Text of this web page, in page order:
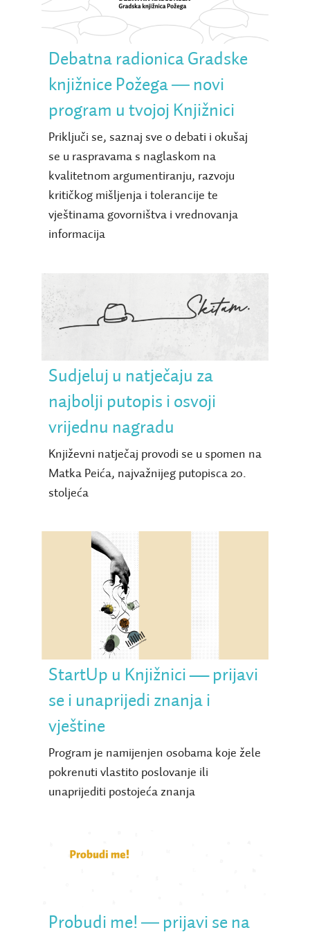
― novi program u tvojoj
Knjižnici
Debatna radionica Gradske
knjižnice Požega ― novi
program u tvojoj Knjižnici
Priključi se, saznaj sve o debati i okušaj
se u raspravama s naglaskom na
kvalitetnom argumentiranju, razvoju
kritičkog mišljenja i tolerancije te
vještinama govorništva i vrednovanja
informacija
Sudjeluj u natječaju za
najbolji putopis i osvoji
vrijednu nagradu
Sudjeluj u natječaju za
najbolji putopis i osvoji
vrijednu nagradu
Književni natječaj provodi se u spomen na
Matka Peića, najvažnijeg putopisca 20.
stoljeća
StartUp u Knjižnici —
prijavi se i unaprijedi
znanja i vještine
StartUp u Knjižnici — prijavi
se i unaprijedi znanja i
vještine
Program je namijenjen osobama koje žele
pokrenuti vlastito poslovanje ili
unaprijediti postojeća znanja
Probudi me! ― prijavi se
Probudi me! ― prijavi se na